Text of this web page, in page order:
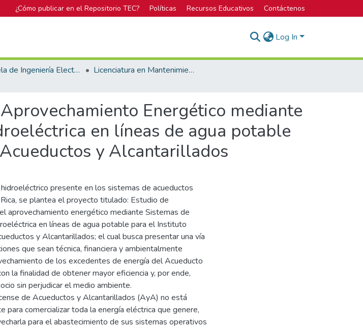
¿Cómo publicar en el Repositorio TEC? Políticas Recursos Educativos Contáctenos
Log In
Escuela de Ingeniería Electromecánica
Licenciatura en Mantenimiento Industrial
Energético mediante
en líneas de agua potable
y Alcantarillados
presente en los sistemas de acueductos
se plantea el proyecto titulado: Estudio de
aprovechamiento energético mediante Sistemas de
en líneas de agua potable para el Instituto
y Alcantarillados; el cual busca presentar una vía
que sean técnica, financiera y ambientalmente
de los excedentes de energía del Acueducto
la finalidad de obtener mayor eficiencia y, por ende,
sin perjudicar el medio ambiente.
de Acueductos y Alcantarillados (AyA) no está
para comercializar toda la energía eléctrica que genere,
para el abastecimiento de sus sistemas operativos